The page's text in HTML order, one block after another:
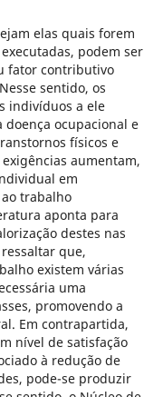
elas quais forem
podem ser
fator contributivo
sentido, os
indivíduos a ele
doença ocupacional e
físicos e
aumentam,
em
trabalho
aponta para
destes nas
que,
existem várias
uma
promovendo a
Em contrapartida,
nível de satisfação
à redução de
pode-se produzir